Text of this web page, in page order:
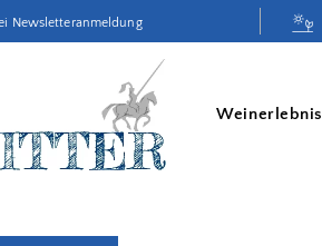
Newsletteranmeldung
Weinerlebnis